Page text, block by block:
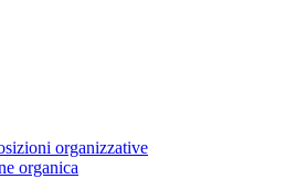
organizzative
organica